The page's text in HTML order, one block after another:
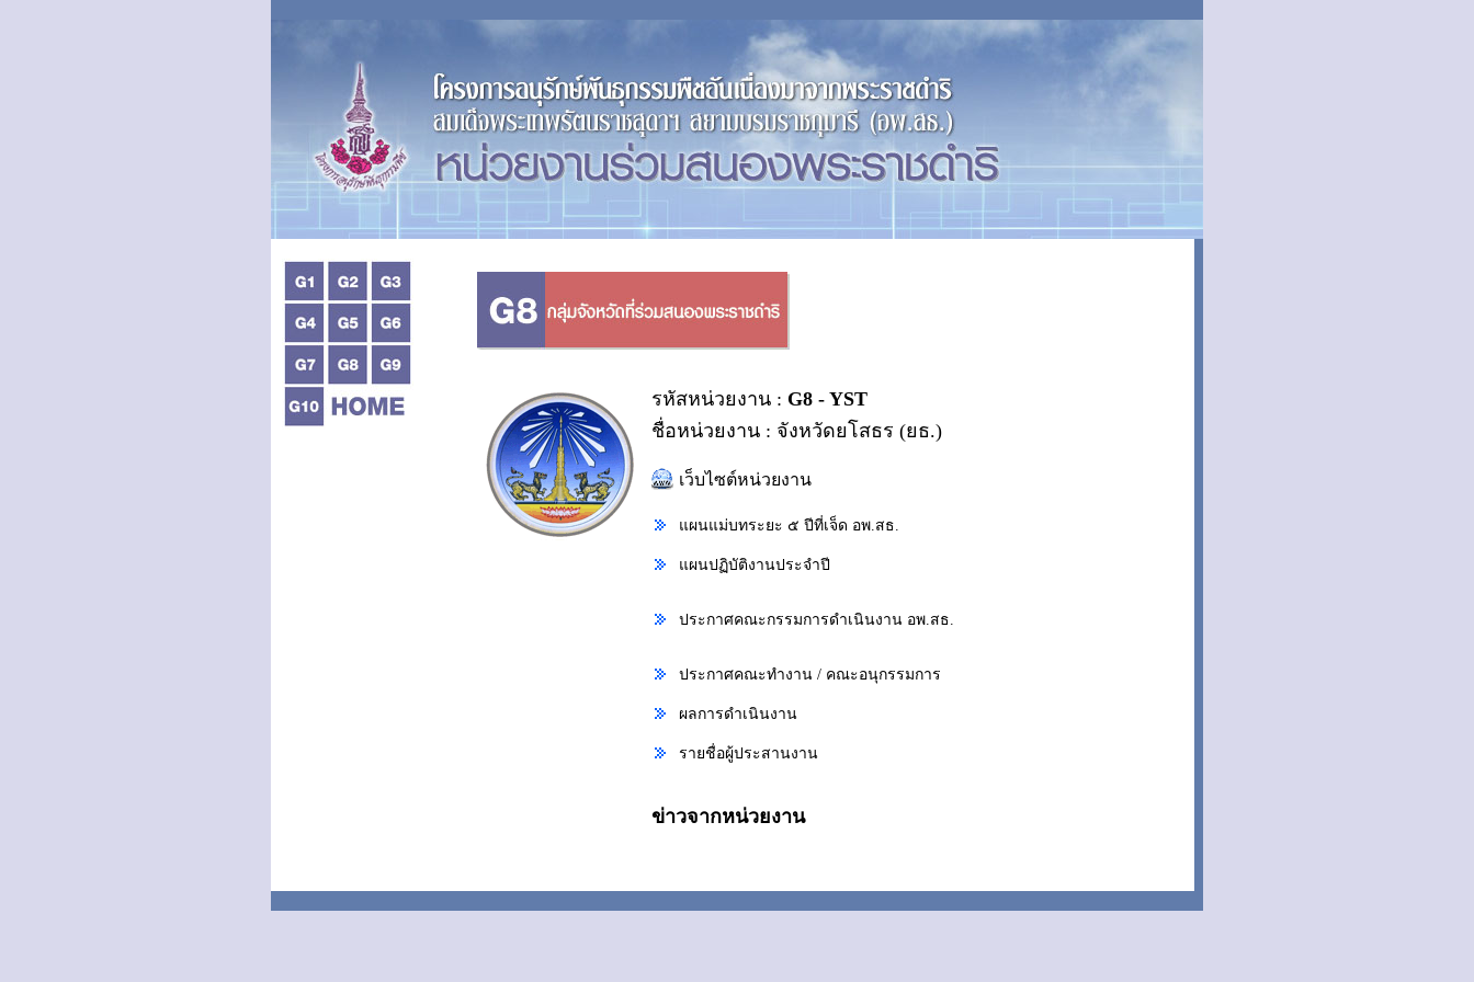
รหัสหน่วยงาน : G8 - YST
ชื่อหน่วยงาน : จังหวัดยโสธร (ยธ.)
เว็บไซต์หน่วยงาน
แผนแม่บทระยะ ๕ ปีที่เจ็ด อพ.สธ.
แผนปฏิบัติงานประจำปี
ประกาศคณะกรรมการดำเนินงาน อพ.สธ.
ประกาศคณะทำงาน / คณะอนุกรรมการ
ผลการดำเนินงาน
รายชื่อผู้ประสานงาน
ข่าวจากหน่วยงาน